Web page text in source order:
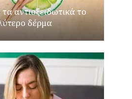
αντιοξειδωτικά το
δέρμα